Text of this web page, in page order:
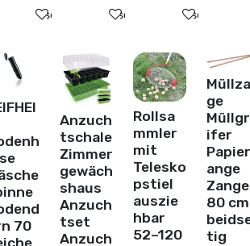
die WunschlisteAuf die WunschlisteAuf die WunschlisteAuf die
70
Anzuch
tschale
Zimmer
gewäch
shaus
Anzuch
tset
Anzuch
Rollsa
mmler
mit
Telesko
pstiel
auszie
hbar
52–120
ge
ifer
ange
Zange
80 cm
tig